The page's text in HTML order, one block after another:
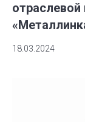
отраслевой
18.03.2024